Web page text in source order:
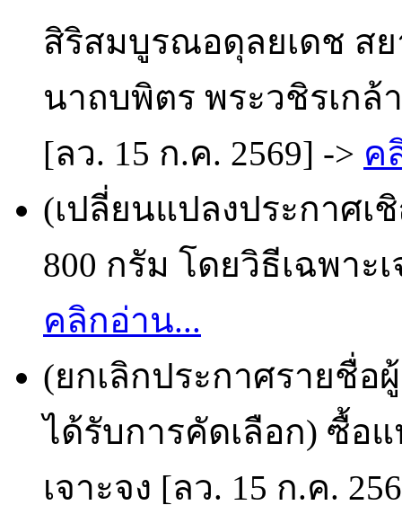
สิริสมบูรณอดุลยเดช ส
นาถบพิตร พระวชิรเกล้
[ลว. 15 ก.ค. 2569] -> ค
(เปลี่ยนแปลงประกาศ
800 กรัม โดยวิธีเฉพาะ
คลิกอ่าน...
(ยกเลิกประกาศรายชื่อ
ได้รับการคัดเลือก) ซื้อ
เจาะจง [ลว. 15 ก.ค.